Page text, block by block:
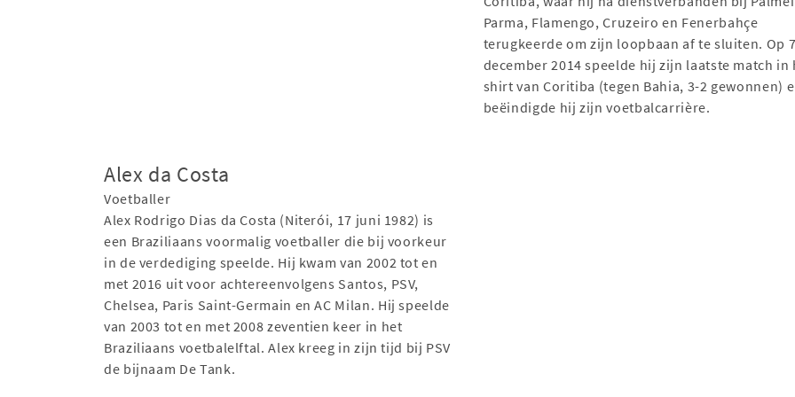
Parma, Flamengo, Cruzeiro en Fenerbahçe
terugkeerde om zijn loopbaan af te sluiten. Op 7
december 2014 speelde hij zijn laatste match in
shirt van Coritiba (tegen Bahia, 3-2 gewonnen)
beëindigde hij zijn voetbalcarrière.
Alex da Costa
Voetballer
Alex Rodrigo Dias da Costa (Niterói, 17 juni 1982) is
een Braziliaans voormalig voetballer die bij voorkeur
in de verdediging speelde. Hij kwam van 2002 tot en
met 2016 uit voor achtereenvolgens Santos, PSV,
Chelsea, Paris Saint-Germain en AC Milan. Hij speelde
van 2003 tot en met 2008 zeventien keer in het
Braziliaans voetbalelftal. Alex kreeg in zijn tijd bij PSV
de bijnaam De Tank.